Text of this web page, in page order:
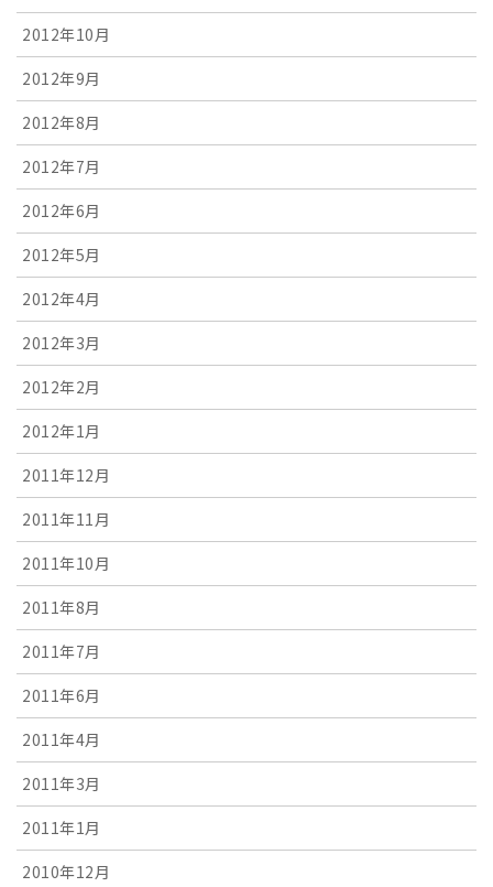
2012年10月
2012年9月
2012年8月
2012年7月
2012年6月
2012年5月
2012年4月
2012年3月
2012年2月
2012年1月
2011年12月
2011年11月
2011年10月
2011年8月
2011年7月
2011年6月
2011年4月
2011年3月
2011年1月
2010年12月